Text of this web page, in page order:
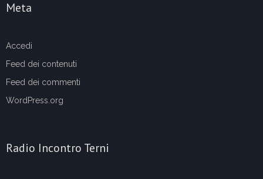
Meta
Accedi
Feed dei contenuti
Feed dei commenti
WordPress.org
Radio Incontro Terni